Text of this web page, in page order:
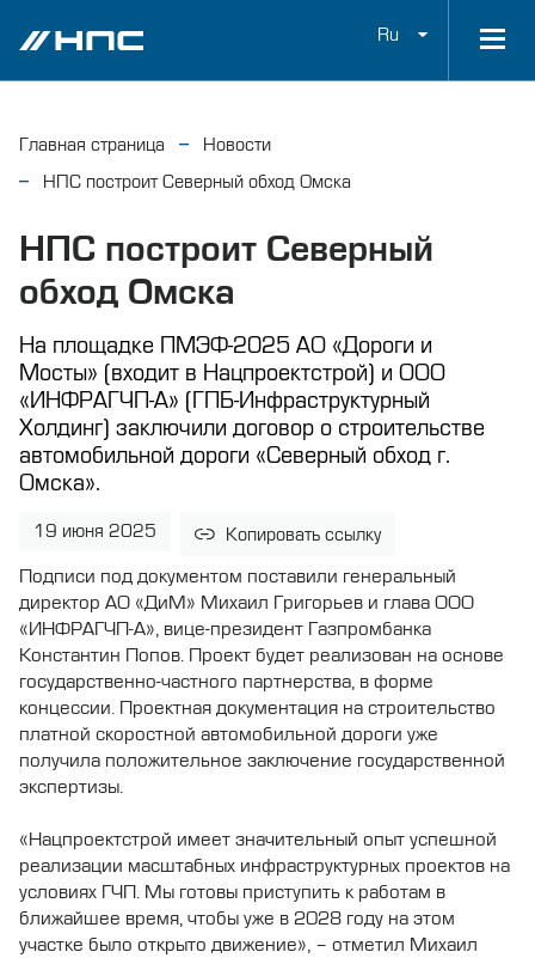
Ru
Главная страница
Новости
НПС построит Северный обход Омска
НПС построит Северный
обход Омска
На площадке ПМЭФ-2025 АО «Дороги и
Мосты» (входит в Нацпроектстрой) и ООО
«ИНФРАГЧП-А» (ГПБ-Инфраструктурный
Холдинг) заключили договор о строительстве
автомобильной дороги «Северный обход г.
Омска».
19 июня 2025 Копировать ссылку
Подписи под документом поставили генеральный
директор АО «ДиМ» Михаил Григорьев и глава ООО
«ИНФРАГЧП-А», вице-президент Газпромбанка
Константин Попов. Проект будет реализован на основе
государственно-частного партнерства, в форме
концессии. Проектная документация на строительство
платной скоростной автомобильной дороги уже
получила положительное заключение государственной
экспертизы.
«Нацпроектстрой имеет значительный опыт успешной
реализации масштабных инфраструктурных проектов на
условиях ГЧП. Мы готовы приступить к работам в
ближайшее время, чтобы уже в 2028 году на этом
участке было открыто движение», – отметил Михаил